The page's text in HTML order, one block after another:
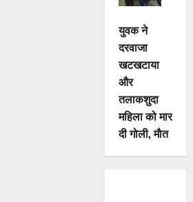
युवक ने
दरवाजा
खटखटाया
और
तलाकशुदा
महिला को मार
दी गोली, माैत